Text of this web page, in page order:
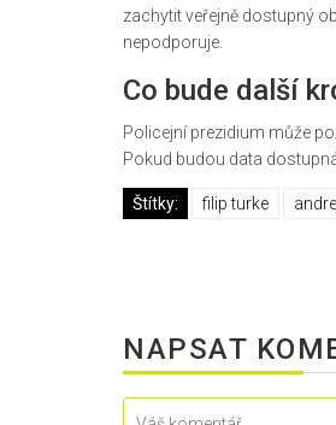
zachytit veřejně dostupný
nepodporuje.
Co bude další
Policejní prezidium může
Pokud budou data
Štítky: filip turke
NAPSAT